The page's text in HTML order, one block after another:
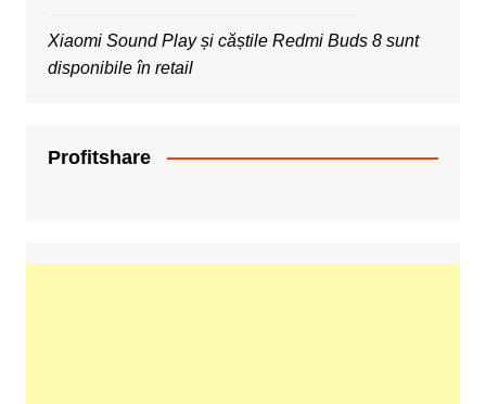
Xiaomi Sound Play și căștile Redmi Buds 8 sunt
disponibile în retail
Profitshare